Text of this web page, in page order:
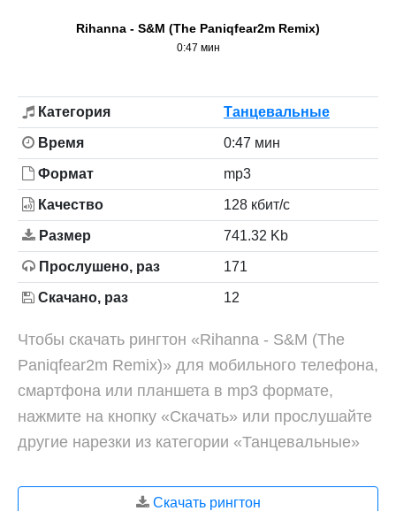
Rihanna - S&M (The Paniqfear2m Remix)
0:47 мин
Категория Танцевальные
Время 0:47 мин
Формат mp3
Качество 128 кбит/с
Размер 741.32 Kb
Прослушено, раз 171
Скачано, раз 12
Чтобы скачать рингтон «Rihanna - S&M (The
Paniqfear2m Remix)» для мобильного телефона,
смартфона или планшета в mp3 формате,
нажмите на кнопку «Скачать» или прослушайте
другие нарезки из категории «Танцевальные»
Скачать рингтон